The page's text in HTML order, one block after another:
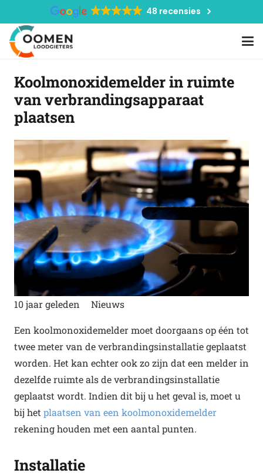
48 recensies
Koolmonoxidemelder in ruimte
van verbrandingsapparaat
plaatsen
10 jaar geleden Nieuws
Een koolmonoxidemelder moet doorgaans op één tot
twee meter van de verbrandingsinstallatie geplaatst
worden. Het kan echter ook zo zijn dat een melder in
dezelfde ruimte als de verbrandingsinstallatie
geplaatst wordt. Indien dit bij u het geval is, moet u
bij het plaatsen van een koolmonoxidemelder
rekening houden met een aantal punten.
Installatie